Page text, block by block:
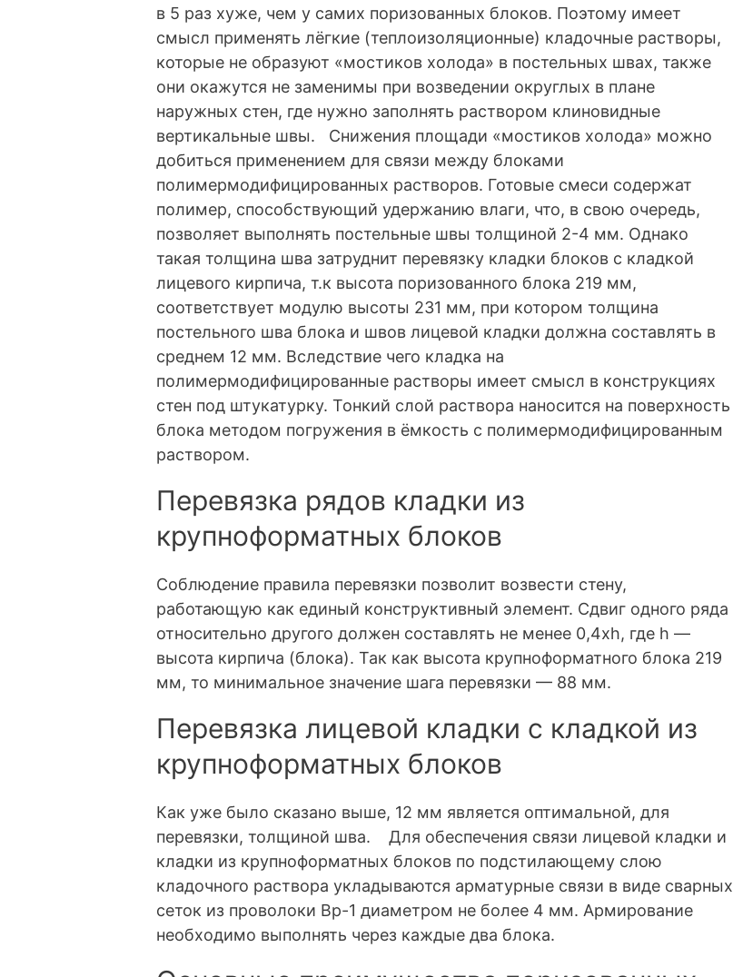
в 5 раз хуже, чем у самих поризованных блоков. Поэтому имеет
смысл применять лёгкие (теплоизоляционные) кладочные растворы,
которые не образуют «мостиков холода» в постельных швах, также
они окажутся не заменимы при возведении округлых в плане
наружных стен, где нужно заполнять раствором клиновидные
вертикальные швы. Снижения площади «мостиков холода» можно
добиться применением для связи между блоками
полимермодифицированных растворов. Готовые смеси содержат
полимер, способствующий удержанию влаги, что, в свою очередь,
позволяет выполнять постельные швы толщиной 2-4 мм. Однако
такая толщина шва затруднит перевязку кладки блоков с кладкой
лицевого кирпича, т.к высота поризованного блока 219 мм,
соответствует модулю высоты 231 мм, при котором толщина
постельного шва блока и швов лицевой кладки должна составлять в
среднем 12 мм. Вследствие чего кладка на
полимермодифицированные растворы имеет смысл в конструкциях
стен под штукатурку. Тонкий слой раствора наносится на поверхность
блока методом погружения в ёмкость с полимермодифицированным
раствором.
Перевязка рядов кладки из
крупноформатных блоков
Соблюдение правила перевязки позволит возвести стену,
работающую как единый конструктивный элемент. Сдвиг одного ряда
относительно другого должен составлять не менее 0,4хh, где h —
высота кирпича (блока). Так как высота крупноформатного блока 219
мм, то минимальное значение шага перевязки — 88 мм.
Перевязка лицевой кладки с кладкой из
крупноформатных блоков
Как уже было сказано выше, 12 мм является оптимальной, для
перевязки, толщиной шва. Для обеспечения связи лицевой кладки и
кладки из крупноформатных блоков по подстилающему слою
кладочного раствора укладываются арматурные связи в виде сварных
сеток из проволоки Вр-1 диаметром не более 4 мм. Армирование
необходимо выполнять через каждые два блока.